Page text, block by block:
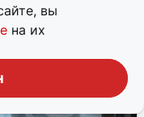
вы
на их